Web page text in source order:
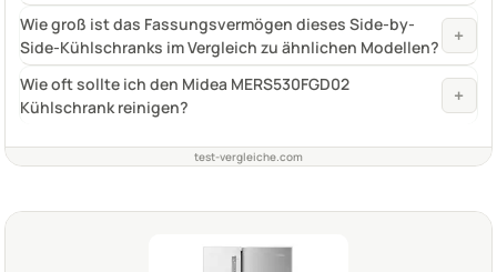
Wie groß ist das Fassungsvermögen dieses Side-by-
Side-Kühlschranks im Vergleich zu ähnlichen Modellen?
+
Wie oft sollte ich den Midea MERS530FGD02
Kühlschrank reinigen?
+
test-vergleiche.com